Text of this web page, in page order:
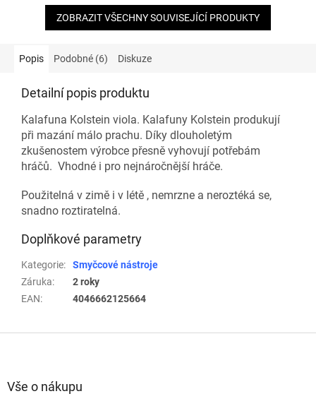
ZOBRAZIT VŠECHNY SOUVISEJÍCÍ PRODUKTY
Popis Podobné (6) Diskuze
Detailní popis produktu
Kalafuna Kolstein viola. Kalafuny Kolstein produkují
při mazání málo prachu. Díky dlouholetým
zkušenostem výrobce přesně vyhovují potřebám
hráčů. Vhodné i pro nejnáročnější hráče.
Použitelná v zimě i v létě , nemrzne a neroztéká se,
snadno roztiratelná.
Doplňkové parametry
Kategorie:
Smyčcové nástroje
Záruka:
2 roky
EAN: 4046662125664
Vše o nákupu